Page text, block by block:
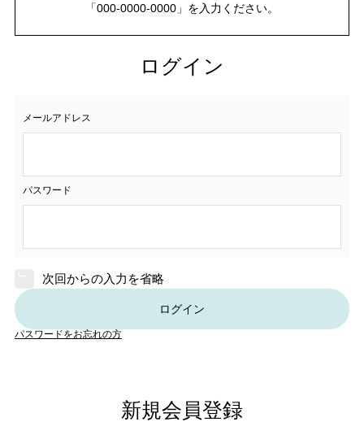
「000-0000-0000」を入力ください。
ログイン
メールアドレス
パスワード
次回からの入力を省略
ログイン
パスワードをお忘れの方
新規会員登録